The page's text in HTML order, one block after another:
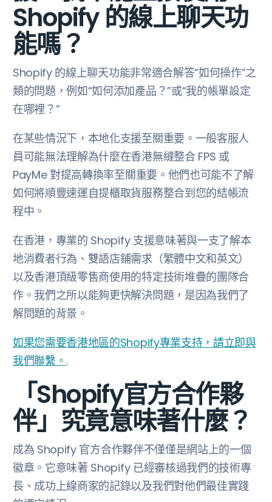
Shopify 的線上聊天功
能嗎？
Shopify 的線上聊天功能非常適合解答“如何操作”之
類的問題，例如“如何添加產品？”或“我的帳單設定
在哪裡？”
在某些情況下，本地化支援至關重要。一般客服人
員可能無法理解為什麼在香港無縫整合 FPS 或
PayMe 對提高轉換率至關重要。他們也可能不了解
如何將順豐速運自提櫃取貨服務整合到您的結帳流
程中。
在香港，專業的 Shopify 支援意味著與一支了解本
地消費者行為、雙語店鋪需求（繁體中文和英文）
以及香港頂級零售商使用的特定技術堆疊的團隊合
作。我們之所以能夠更快解決問題，是因為我們了
解問題的背景。
如果您需要香港地區的Shopify專業支持，請立即與
我們聯繫。 .
「Shopify官方合作夥
伴」究竟意味著什麼？
成為 Shopify 官方合作夥伴不僅僅是網站上的一個
徽章。它意味著 Shopify 已經審核過我們的技術專
長、成功上線商家的記錄以及我們對他們最佳實踐